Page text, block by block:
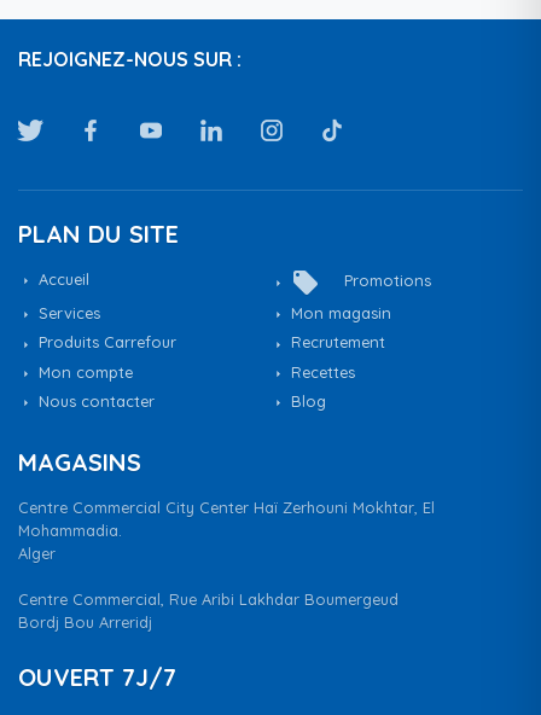
REJOIGNEZ-NOUS SUR :
PLAN DU SITE
Accueil local_offer
Promotions
Services
Mon magasin
Produits Carrefour
Recrutement
Mon compte
Recettes
Nous contacter
Blog
MAGASINS
Centre Commercial City Center Haï Zerhouni Mokhtar, El
Mohammadia.
Alger
Centre Commercial, Rue Aribi Lakhdar Boumergeud
Bordj Bou Arreridj
OUVERT 7J/7